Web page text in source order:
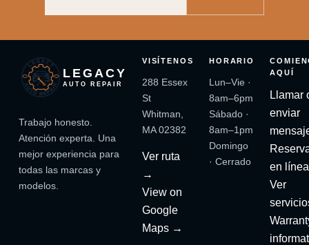
LEGACY
AUTO REPAIR
Trabajo honesto.
Atención experta. Una
mejor experiencia para
todas las marcas y
modelos.
VISÍTENOS
288 Essex
St
Whitman,
MA 02382
Ver ruta
→
View on
Google
Maps →
HORARIO
Lun–Vie ·
8am–6pm
Sábado ·
8am–1pm
Domingo
· Cerrado
AQUÍ
Llamar
enviar
en línea
Ver